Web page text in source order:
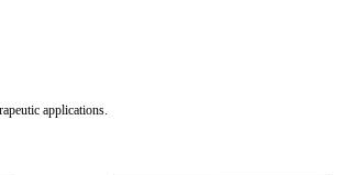
applications.